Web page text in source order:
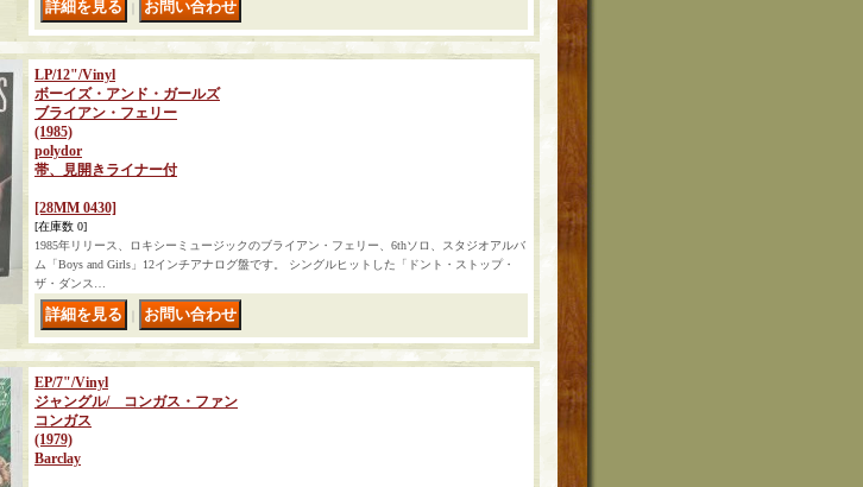
LP/12"/Vinyl
ボーイズ・アンド・ガールズ
ブライアン・フェリー
(1985)
polydor
帯、見開きライナー付
[28MM 0430]
[在庫数 0]
1985年リリース、ロキシーミュージックのブライアン・フェリー、6thソロ、スタジオアルバ
ム「Boys and Girls」12インチアナログ盤です。 シングルヒットした「ドント・ストップ・
ザ・ダンス…
EP/7"/Vinyl
ジャングル/ コンガス・ファン
コンガス
(1979)
Barclay